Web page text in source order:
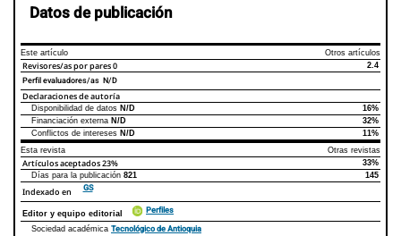
Datos de publicación
Este artículo Otros artículos
Revisores/as por pares0 2.4
Perfil evaluadores/as N/D
Declaraciones de autoría
Declaraciones de autoríaEste artículo
Disponibilidad de datos N/D
16%
Financiación externa N/D
32%
Conflictos de intereses N/D
11%
Esta revista
Otras revistas
Artículos aceptados23%
33%
Días para la publicación 821 145
Indexado en GS
Editor y equipo editorial Perfiles
Sociedad académica Tecnológico de Antioquia